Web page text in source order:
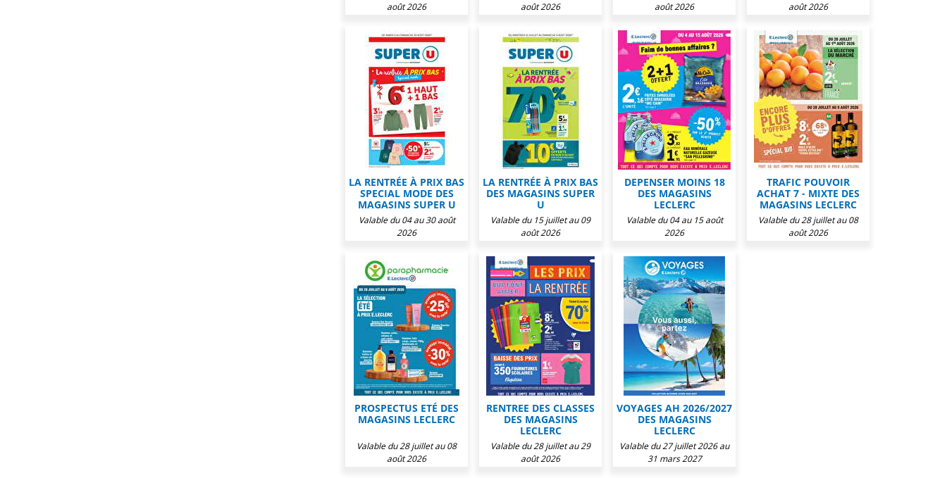
août 2026
août 2026
août 2026
août 2026
LA RENTRÉE À PRIX BAS
SPECIAL MODE DES
MAGASINS SUPER U
Valable du 04 au 30 août
2026
LA RENTRÉE À PRIX BAS
DES MAGASINS SUPER
U
Valable du 15 juillet au 09
août 2026
DEPENSER MOINS 18
DES MAGASINS
LECLERC
Valable du 04 au 15 août
2026
TRAFIC POUVOIR
ACHAT 7 - MIXTE DES
MAGASINS LECLERC
Valable du 28 juillet au 08
août 2026
PROSPECTUS ETÉ DES
MAGASINS LECLERC
Valable du 28 juillet au 08
août 2026
RENTREE DES CLASSES
DES MAGASINS
LECLERC
Valable du 28 juillet au 29
août 2026
VOYAGES AH 2026/2027
DES MAGASINS
LECLERC
Valable du 27 juillet 2026 au
31 mars 2027